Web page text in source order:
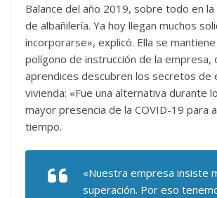
Balance del año 2019, sobre todo en la
de albañilería. Ya hoy llegan muchos
incorporarse», explicó. Ella se
polígono de instrucción de la empresa,
aprendices descubren los secretos de
vivienda: «Fue una alternativa durante
mayor presencia de la COVID-19 para
tiempo.
«Nuestra empresa insiste
superación. Por eso